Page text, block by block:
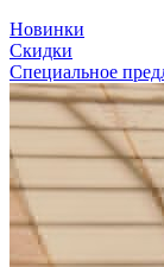
Новинки
Скидки
Специальное